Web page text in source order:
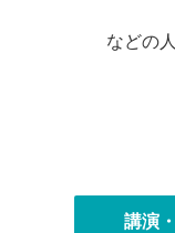
などの
講演